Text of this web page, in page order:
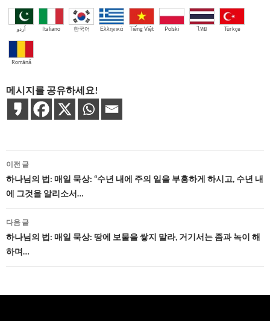
اُردو Italiano 한국어 Ελληνικά Tiếng Việt Polski ไทย Türkçe
Română
메시지를 공유하세요!
글
네
비
게
이
션
이전 글
하나님의 법: 매일 묵상: “수년 내에 주의 일을 부흥하게 하시고, 수년 내
에 그것을 알리소서…
다음 글
하나님의 법: 매일 묵상: 땅에 보물을 쌓지 말라, 거기서는 좀과 녹이 해
하며…